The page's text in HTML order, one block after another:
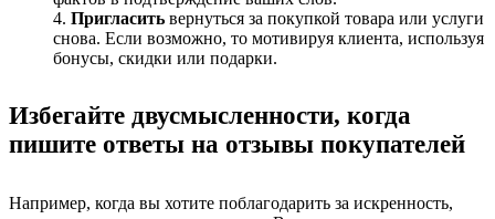
Пригласить вернуться за покупкой товара или услуги
снова. Если возможно, то мотивируя клиента, используя
бонусы, скидки или подарки.
Избегайте двусмысленности, когда
пишите ответы на отзывы покупателей
Например, когда вы хотите поблагодарить за искренность,